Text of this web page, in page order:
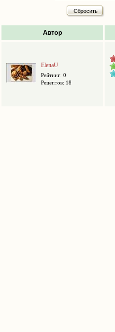
Сбросить
Автор
ElenaU
Рейтинг: 0
Рецептов: 18